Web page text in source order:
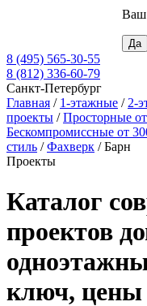
Ваш
8 (495) 565-30-55
8 (812) 336-60-79
Санкт-Петербург
Главная / 1-этажные / 2-
проекты /Просторные
Бескомпромиссные от
стиль /Фахверк /Барн
Проекты
Каталог
проектов
ключ, цены